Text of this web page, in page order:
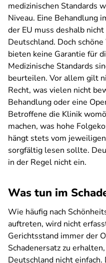
medizinischen Standards
Niveau. Eine Behandlung
der EU muss deshalb
Deutschland. Doch
bieten keine Garantie für
Medizinische Standards
beurteilen. Vor allem gilt
Recht, was vielen nicht
Behandlung oder eine
Betroffene die Klinik
machen, was hohe
hängt stets vom
sorgfältig lesen sollte.
in der Regel nicht ein.
Was tun im
Wie häufig nach
auftreten, wird nicht
Gerichtsstand immer der
Schadenersatz zu
Deutschland nicht